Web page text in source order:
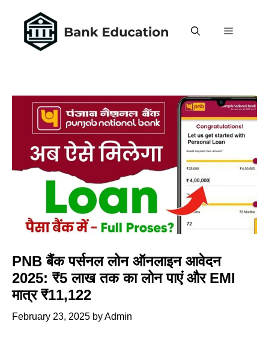
content
MENU
PNB बैंक पर्सनल लोन ऑनलाइन आवेदन
2025: ₹5 लाख तक का लोन पाएं और EMI
मात्र ₹11,122
February 23, 2025 byAdmin